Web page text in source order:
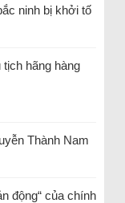
ninh bị khởi tố
hãng hàng
Thành Nam
động“ của chính